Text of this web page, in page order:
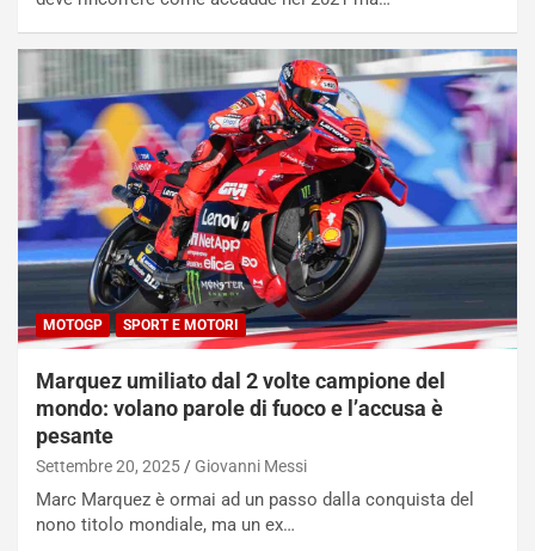
MOTOGP SPORT E MOTORI
Marquez umiliato dal 2 volte campione del
mondo: volano parole di fuoco e l’accusa è
pesante
Settembre 20, 2025 Giovanni Messi
Marc Marquez è ormai ad un passo dalla conquista del
nono titolo mondiale, ma un ex…
e
u
u
o
v
o
e
c
d
o
n
d
a
NOTIZIE
C
o
n
e
r
a
t
O
a